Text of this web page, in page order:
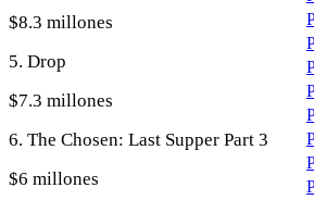
$8.3 millones
5. Drop
$7.3 millones
6. The Chosen: Last Supper Part 3
$6 millones